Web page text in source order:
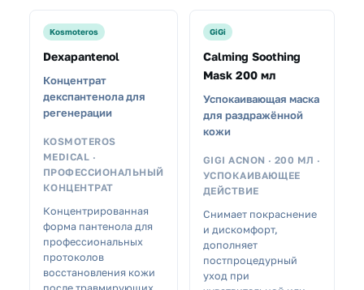
Kosmoteros
Dexapantenol
Концентрат
декспантенола для
регенерации
KOSMOTEROS
MEDICAL ·
ПРОФЕССИОНАЛЬНЫЙ
КОНЦЕНТРАТ
Концентрированная
форма пантенола для
профессиональных
протоколов
восстановления кожи
GiGi
Calming Soothing
Mask 200 мл
Успокаивающая маска
для раздражённой
кожи
GIGI ACNON · 200 МЛ ·
УСПОКАИВАЮЩЕЕ
ДЕЙСТВИЕ
Снимает покраснение
и дискомфорт,
дополняет
постпроцедурный
уход при